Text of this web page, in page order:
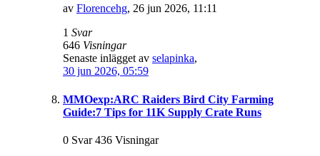
av Florencehg, 26 jun 2026, 11:11
1 Svar
646 Visningar
Senaste inlägget av selapinka,
30 jun 2026, 05:59
MMOexp:ARC Raiders Bird City Farming
Guide:7 Tips for 11K Supply Crate Runs
0 Svar 436 Visningar